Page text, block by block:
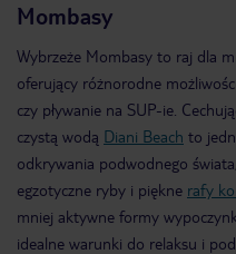
Mombasy
Wybrzeże Mombasy to raj dla
oferujący różnorodne
czy pływanie na SUP-ie.
czystą wodą Diani Beach to
odkrywania podwodnego
egzotyczne ryby i piękne rafy
mniej aktywne formy
idealne warunki do relaksu i